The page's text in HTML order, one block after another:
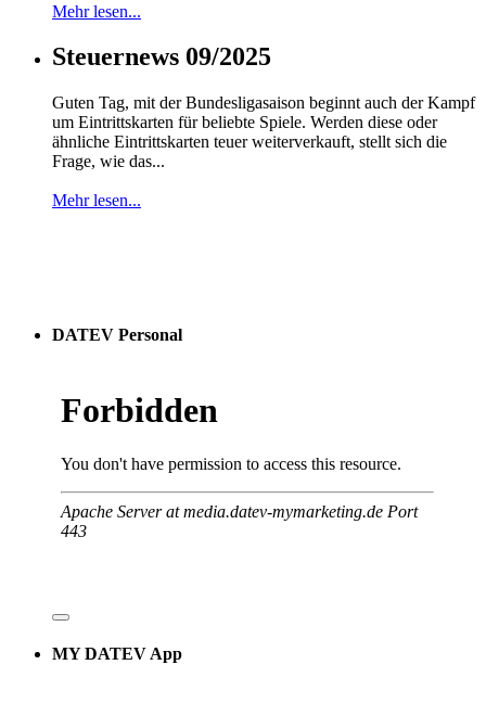
Mehr lesen...
Steuernews 09/2025
Guten Tag, mit der Bundesligasaison beginnt auch der Kampf
um Eintrittskarten für beliebte Spiele. Werden diese oder
ähnliche Eintrittskarten teuer weiterverkauft, stellt sich die
Frage, wie das...
Mehr lesen...
DATEV Personal
MY DATEV App